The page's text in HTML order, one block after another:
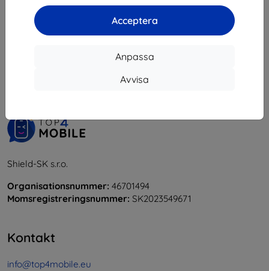
Acceptera
Anpassa
Avvisa
Shield-SK s.r.o.
Organisationsnummer: 46701494
Momsregistreringsnummer: SK2023549671
Kontakt
info@top4mobile.eu